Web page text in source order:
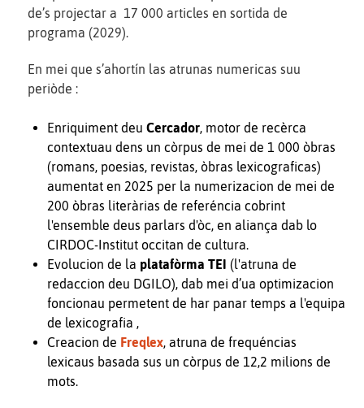
de’s projectar a 17 000 articles en sortida de
programa (2029).
En mei que s’ahortín las atrunas numericas suu
periòde :
Enriquiment deu Cercador, motor de recèrca
contextuau dens un còrpus de mei de 1 000 òbras
(romans, poesias, revistas, òbras lexicograficas)
aumentat en 2025 per la numerizacion de mei de
200 òbras literàrias de referéncia cobrint
l'ensemble deus parlars d'òc, en aliança dab lo
CIRDOC-Institut occitan de cultura.
Evolucion de la platafòrma TEI (l'atruna de
redaccion deu DGILO), dab mei d’ua optimizacion
foncionau permetent de har panar temps a l'equipa
de lexicografia ,
Creacion de Freqlex, atruna de frequéncias
lexicaus basada sus un còrpus de 12,2 milions de
mots.